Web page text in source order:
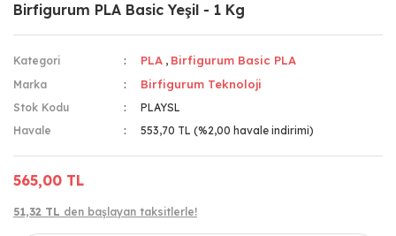
Birfigurum PLA Basic Yeşil - 1 Kg
Kategori PLA , Birfigurum Basic PLA
Marka Birfigurum Teknoloji
Stok Kodu
PLAYSL
Havale
553,70 TL (%2,00 havale indirimi)
565,00 TL
51,32 TL den başlayan taksitlerle!